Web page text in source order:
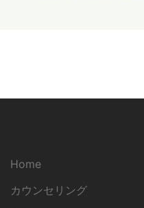
Home
カウンセリング